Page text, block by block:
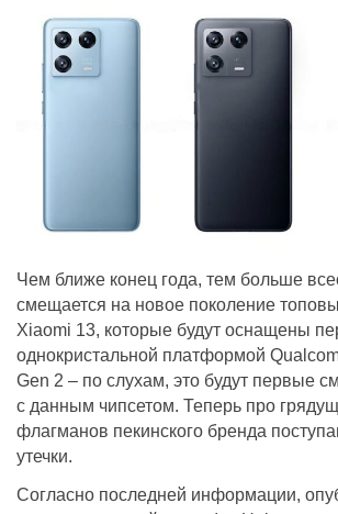
Чем ближе конец года, тем больше
смещается на новое поколение
Xiaomi 13, которые будут оснащены
однокристальной платформой
Gen 2 – по слухам, это будут первые
с данным чипсетом. Теперь про
флагманов пекинского бренда
утечки.
Согласно последней информации,